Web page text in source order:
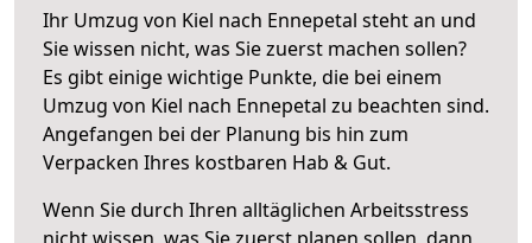
Ihr Umzug von Kiel nach Ennepetal steht an und
Sie wissen nicht, was Sie zuerst machen sollen?
Es gibt einige wichtige Punkte, die bei einem
Umzug von Kiel nach Ennepetal zu beachten sind.
Angefangen bei der Planung bis hin zum
Verpacken Ihres kostbaren Hab & Gut.
Wenn Sie durch Ihren alltäglichen Arbeitsstress